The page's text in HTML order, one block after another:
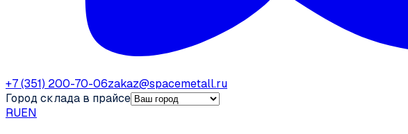
+7 (351) 200-70-06zakaz@spacemetall.ru
Город склада в прайсе
RUEN